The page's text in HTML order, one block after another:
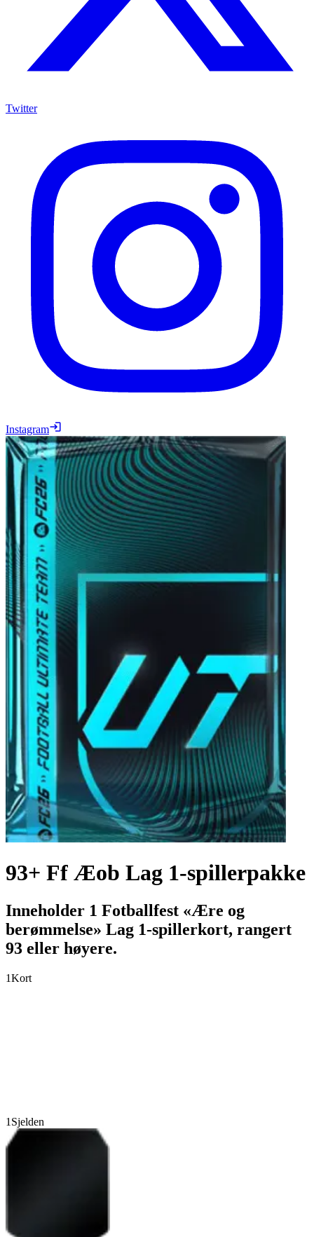
Twitter
Instagram
93+ Ff Æob Lag 1-spillerpakke
Inneholder 1 Fotballfest «Ære og
berømmelse» Lag 1-spillerkort, rangert
93 eller høyere.
1Kort
1 Sjelden